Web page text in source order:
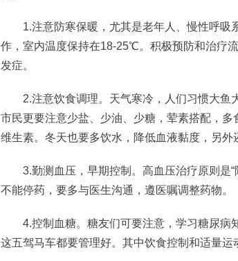
1.注意防寒保暖，尤其是老年人、慢性呼吸
作，室内温度保持在18-25℃。积极预防和治疗
发症。
2.注意饮食调理。天气寒冷，人们习惯大鱼
市民更要注意少盐、少油、少糖，荤素搭配，
维生素。冬天也要多饮水，降低血液黏度，另外
3.勤测血压，早期控制。高血压治疗原则是“
不能停药，要多与医生沟通，遵医嘱调整药物。
4.控制血糖。糖友们可要注意，学习糖尿病
这五驾马车都要管理好。其中饮食控制和适量运